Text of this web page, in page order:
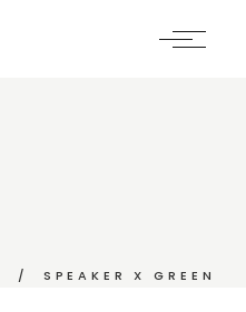
SPEAKER X GREEN